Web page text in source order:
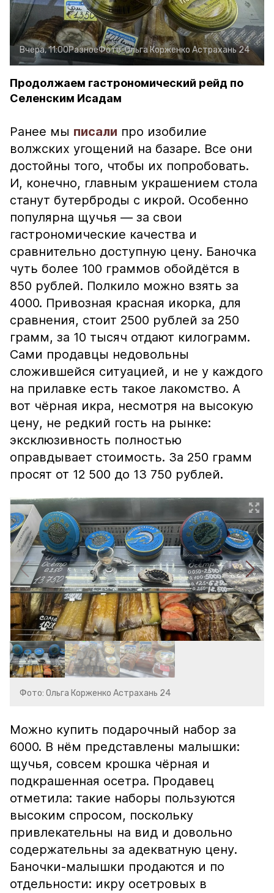
Вчера, 11:00РазноеФото:Ольга Корженко Астрахань 24
Продолжаем гастрономический рейд по
Селенским Исадам
Ранее мы писали про изобилие
волжских угощений на базаре. Все они
достойны того, чтобы их попробовать.
И, конечно, главным украшением стола
станут бутерброды с икрой. Особенно
популярна щучья — за свои
гастрономические качества и
сравнительно доступную цену. Баночка
чуть более 100 граммов обойдётся в
850 рублей. Полкило можно взять за
4000. Привозная красная икорка, для
сравнения, стоит 2500 рублей за 250
грамм, за 10 тысяч отдают килограмм.
Сами продавцы недовольны
сложившейся ситуацией, и не у каждого
на прилавке есть такое лакомство. А
вот чёрная икра, несмотря на высокую
цену, не редкий гость на рынке:
эксклюзивность полностью
оправдывает стоимость. За 250 грамм
просят от 12 500 до 13 750 рублей.
Фото: Ольга Корженко Астрахань 24
Можно купить подарочный набор за
6000. В нём представлены малышки:
щучья, совсем крошка чёрная и
подкрашенная осетра. Продавец
отметила: такие наборы пользуются
высоким спросом, поскольку
привлекательны на вид и довольно
содержательны за адекватную цену.
Баночки-малышки продаются и по
отдельности: икру осетровых в